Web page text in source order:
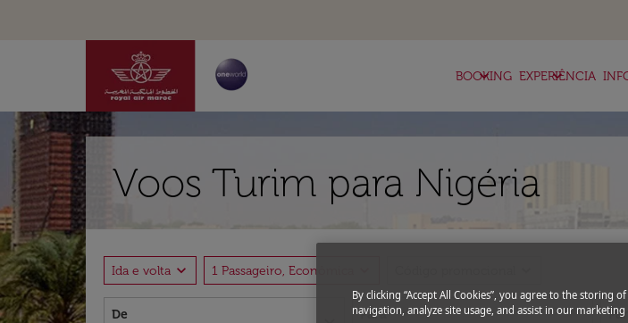
BOOKING
keyboard_arrow_down EXPERIÊNCIA
keyboard_arrow_down
Voos Turim para Nigéria
Ida e volta expand_more 1 Passageiro, Econômica
De Para
By clicking “Accept All Cookies”, you agree to the storing
navigation, analyze site usage, and assist in our